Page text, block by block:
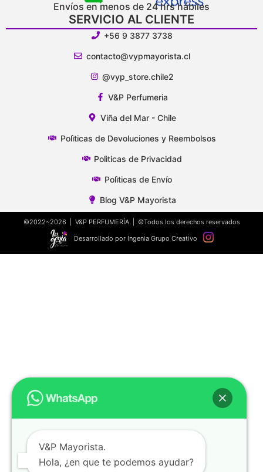
Envíos en menos de 24 hrs hábiles
SERVICIO AL CLIENTE
+56 9 3877 3738
contacto@vypmayorista.cl
@vyp_store.chile2
V&P Perfumeria
Viña del Mar - Chile
Polìticas de Devoluciones y Reembolsos
Polìticas de Privacidad
Polìticas de Envío
Blog V&P Mayorista
©2022~2026 | V&P PERFUMERÍA | ©Todos los derechos reservados
Desarrollado por Ingenia Grupo Creativo
V&P Mayorista.
Hola, ¿en que te podemos ayudar?